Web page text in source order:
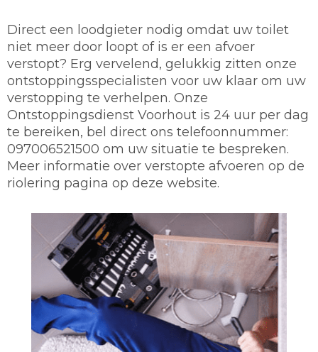
Direct een loodgieter nodig omdat uw toilet
niet meer door loopt of is er een afvoer
verstopt? Erg vervelend, gelukkig zitten onze
ontstoppingsspecialisten voor uw klaar om uw
verstopping te verhelpen. Onze
Ontstoppingsdienst Voorhout is 24 uur per dag
te bereiken, bel direct ons telefoonnummer:
097006521500 om uw situatie te bespreken.
Meer informatie over verstopte afvoeren op de
riolering pagina op deze website.